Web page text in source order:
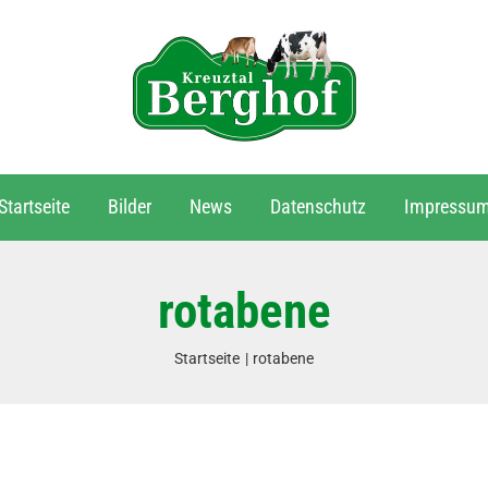
Bilder News Datenschutz
rotabene
Startseite rotabene